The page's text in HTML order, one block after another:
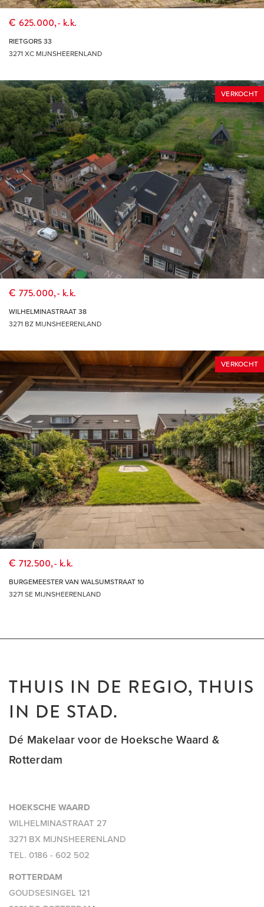
€ 625.000,- k.k.
RIETGORS 33
3271 XC MIJNSHEERENLAND
VERKOCHT
€ 775.000,- k.k.
WILHELMINASTRAAT 38
3271 BZ MIJNSHEERENLAND
VERKOCHT
€ 712.500,- k.k.
BURGEMEESTER VAN WALSUMSTRAAT 10
3271 SE MIJNSHEERENLAND
THUIS IN DE REGIO, THUIS
IN DE STAD.
Dé Makelaar voor de Hoeksche Waard &
Rotterdam
HOEKSCHE WAARD
WILHELMINASTRAAT 27
3271 BX MIJNSHEERENLAND
TEL. 0186 - 602 502
ROTTERDAM
GOUDSESINGEL 121